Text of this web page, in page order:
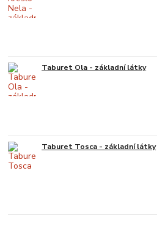
Taburet Ola - základní látky
Taburet Tosca - základní látky